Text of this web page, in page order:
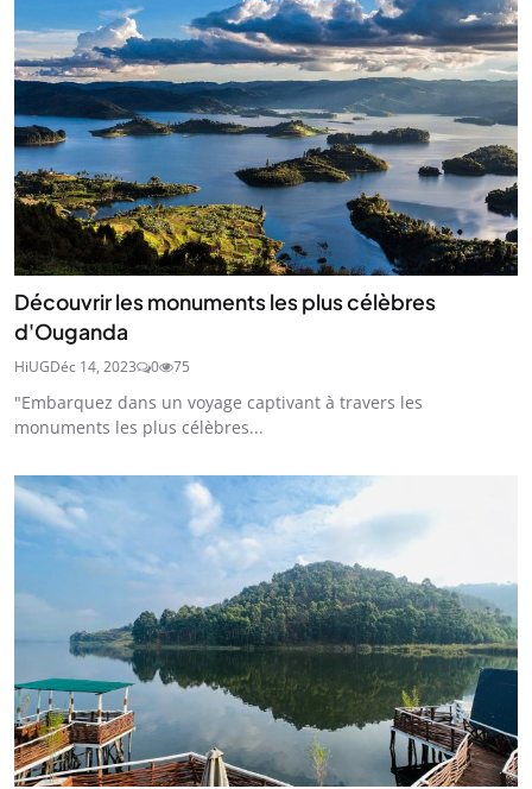
Découvrir les monuments les plus célèbres
d'Ouganda
HiUGDéc 14, 2023 0 75
"Embarquez dans un voyage captivant à travers les
monuments les plus célèbres...